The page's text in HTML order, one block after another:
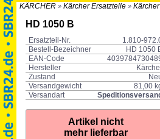
KÄRCHER » Kärcher Ersatzteile »
HD 1050 B
Ersatzteil-Nr.
1.810-
Bestell-Bezeichner
HD 1050
EAN-Code
Hersteller
Zustand
Versandgewicht
81,00
Versandart
Artikel nicht
mehr lieferbar